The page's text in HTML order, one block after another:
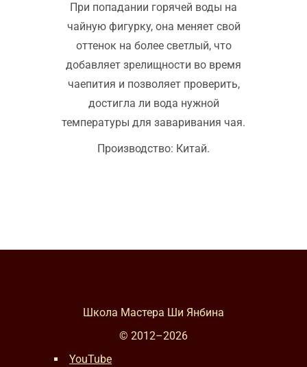
При попадании горячей воды на
чайную фигурку, она меняет свой
оттенок на более светлый, что
добавляет зрелищности во время
чаепития и позволяет проверить,
достигла ли вода нужной
температуры для заваривания чая.
Производство: Китай.
Школа Мастера Ши Янбина
© 2012–2026
YouTube